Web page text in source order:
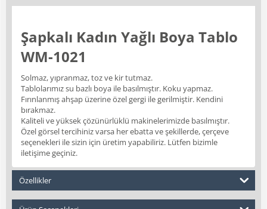
Şapkalı Kadın Yağlı Boya Tablo
WM-1021
Solmaz, yıpranmaz, toz ve kir tutmaz.
Tablolarımız su bazlı boya ile basılmıştır. Koku yapmaz.
Fırınlanmış ahşap üzerine özel gergi ile gerilmiştir. Kendini
bırakmaz.
Kaliteli ve yüksek çözünürlüklü makinelerimizde basılmıştır.
Özel görsel tercihiniz varsa her ebatta ve şekillerde, çerçeve
seçenekleri ile sizin için üretim yapabiliriz. Lütfen bizimle
iletişime geçiniz.
Özellikler